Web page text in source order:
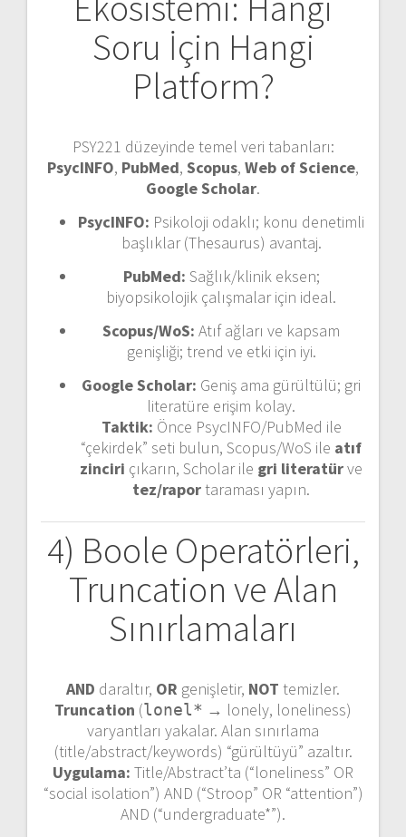
Soru İçin Hangi
Platform?
PSY221 düzeyinde temel veri tabanları:
PsycINFO, PubMed, Scopus, Web of Science,
Google Scholar.
PsycINFO: Psikoloji odaklı; konu denetimli
başlıklar (Thesaurus) avantaj.
PubMed: Sağlık/klinik eksen;
biyopsikolojik çalışmalar için ideal.
Scopus/WoS: Atıf ağları ve kapsam
genişliği; trend ve etki için iyi.
Google Scholar: Geniş ama gürültülü; gri
literatüre erişim kolay.
Taktik: Önce PsycINFO/PubMed ile
“çekirdek” seti bulun, Scopus/WoS ile atıf
zinciri çıkarın, Scholar ile gri literatürve
tez/raportaraması yapın.
4) Boole Operatörleri,
Truncation ve Alan
Sınırlamaları
AND daraltır, OR genişletir, NOT temizler.
Truncation (lonel* → lonely, loneliness)
varyantları yakalar. Alan sınırlama
(title/abstract/keywords) “gürültüyü” azaltır.
Uygulama: Title/Abstract’ta (“loneliness” OR
“social isolation”) AND (“Stroop” OR “attention”)
AND (“undergraduate*”).